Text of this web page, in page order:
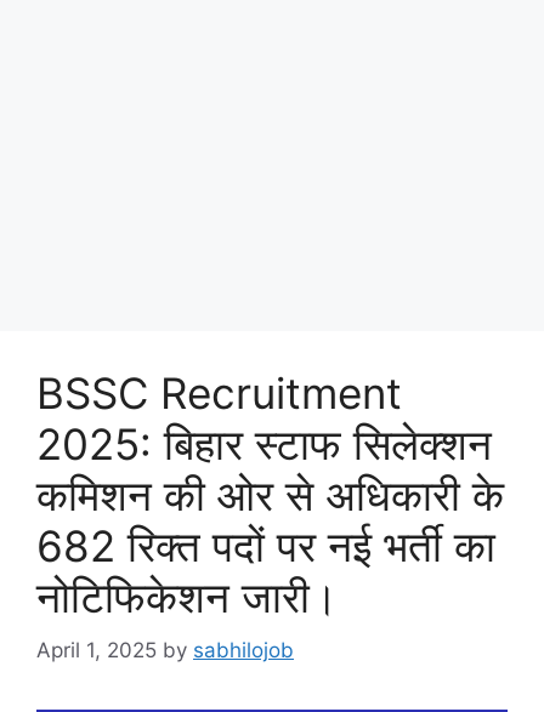
BSSC Recruitment
2025: बिहार स्टाफ सिलेक्शन
कमिशन की ओर से अधिकारी के
682 रिक्त पदों पर नई भर्ती का
नोटिफिकेशन जारी।
April 1, 2025 by sabhilojob